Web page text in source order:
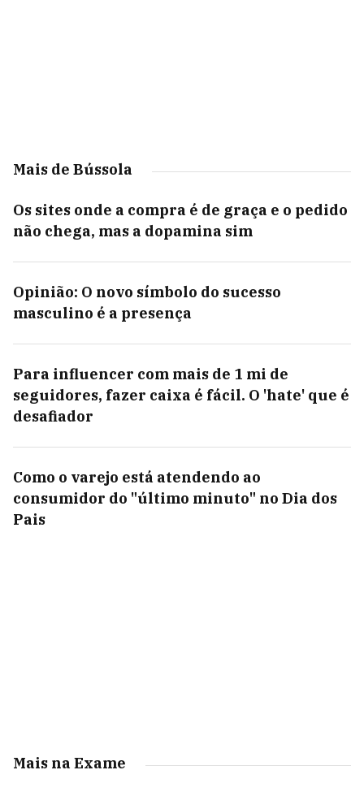
Mais de Bússola
Os sites onde a compra é de graça e o pedido
não chega, mas a dopamina sim
Opinião: O novo símbolo do sucesso
masculino é a presença
Para influencer com mais de 1 mi de
seguidores, fazer caixa é fácil. O 'hate' que é
desafiador
Como o varejo está atendendo ao
consumidor do "último minuto" no Dia dos
Pais
Mais na Exame